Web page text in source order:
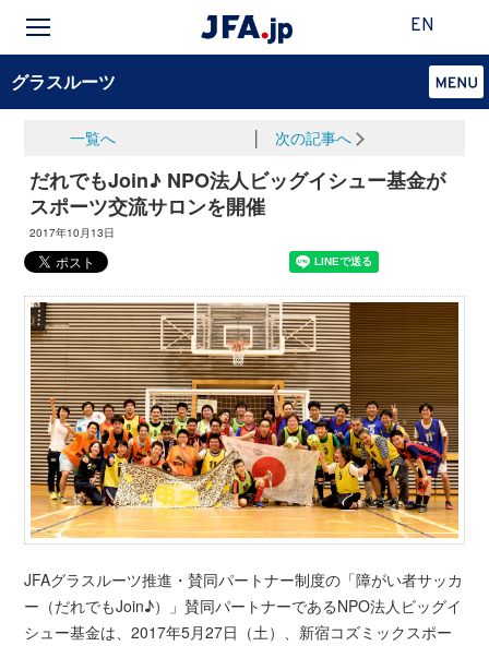
EN
グラスルーツ
一覧へ 次の記事へ
だれでもJoin♪ NPO法人ビッグイシュー基金が
スポーツ交流サロンを開催
2017年10月13日
JFAグラスルーツ推進・賛同パートナー制度の「障がい者サッカ
ー（だれでもJoin♪）」賛同パートナーであるNPO法人ビッグイ
シュー基金は、2017年5月27日（土）、新宿コズミックスポー